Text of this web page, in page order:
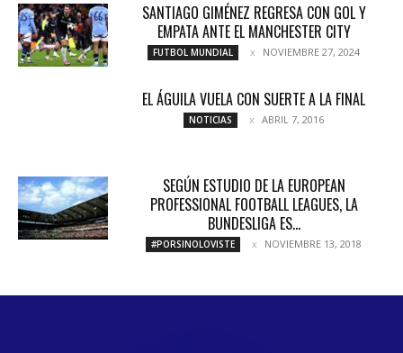
SANTIAGO GIMÉNEZ REGRESA CON GOL Y
EMPATA ANTE EL MANCHESTER CITY
FUTBOL MUNDIAL NOVIEMBRE 27, 2024
EL ÁGUILA VUELA CON SUERTE A LA FINAL
NOTICIAS ABRIL 7, 2016
SEGÚN ESTUDIO DE LA EUROPEAN
PROFESSIONAL FOOTBALL LEAGUES, LA
BUNDESLIGA ES...
#PORSINOLOVISTE NOVIEMBRE 13, 2018